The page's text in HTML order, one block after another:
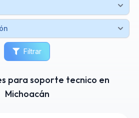
Filtrar
para soporte tecnico en
Michoacán